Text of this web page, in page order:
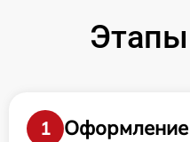
1
Оформление